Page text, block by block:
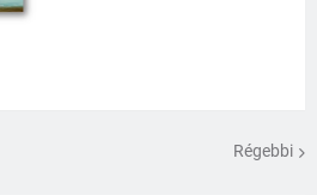
Régebbi